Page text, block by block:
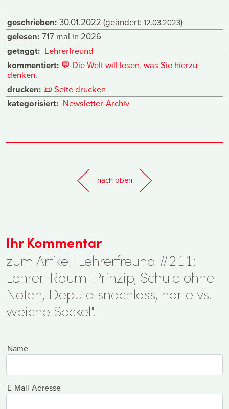
geschrieben: 30.01.2022 (geändert: 12.03.2023)
gelesen: 717 mal in 2026
getaggt: Lehrerfreund
kommentiert: 💬 Die Welt will lesen, was Sie hierzu
denken.
drucken: 📜 Seite drucken
kategorisiert: Newsletter-Archiv
nach oben
Ihr Kommentar
zum Artikel "Lehrerfreund #211:
Lehrer-Raum-Prinzip, Schule ohne
Noten, Deputatsnachlass, harte vs.
weiche Sockel".
Name
E-Mail-Adresse